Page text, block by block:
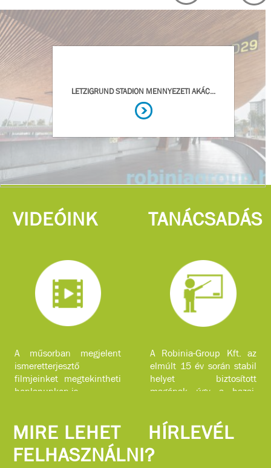
VIDEÓINK
A műsorban megjelent
ismeretterjesztő
filmjeinket megtekintheti
honlapunkon is.
TANÁCSADÁS
A Robinia-Group Kft. az
elmúlt 15 év során stabil
helyet biztosított
magának úgy a hazai,
szolgáltatásokkal.
MIRE LEHET
FELHASZNÁLNI?
HÍRLEVÉL